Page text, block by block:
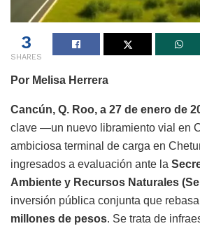
3
SHARES
Por Melisa Herrera
Cancún, Q. Roo, a 27 de enero de
clave —un nuevo libramiento vial en
ambiciosa terminal de carga en
ingresados a evaluación ante la
Ambiente y Recursos Naturales
inversión pública conjunta que
millones de pesos. Se trata de